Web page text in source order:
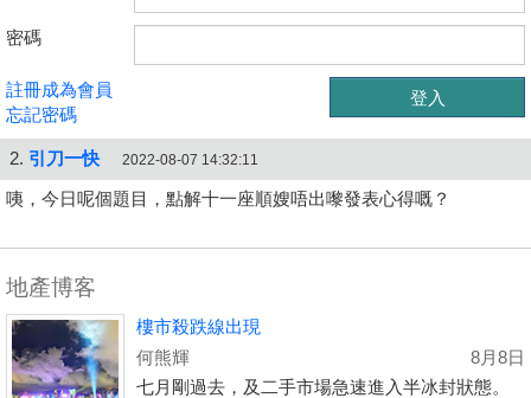
密碼
註冊成為會員
忘記密碼
2. 引刀一快 2022-08-07 14:32:11
咦，今日呢個題目，點解十一座順嫂唔出嚟發表心得嘅？
地產博客
樓市殺跌線出現
何熊輝
8月8日
七月剛過去，及二手市場急速進入半冰封狀態。